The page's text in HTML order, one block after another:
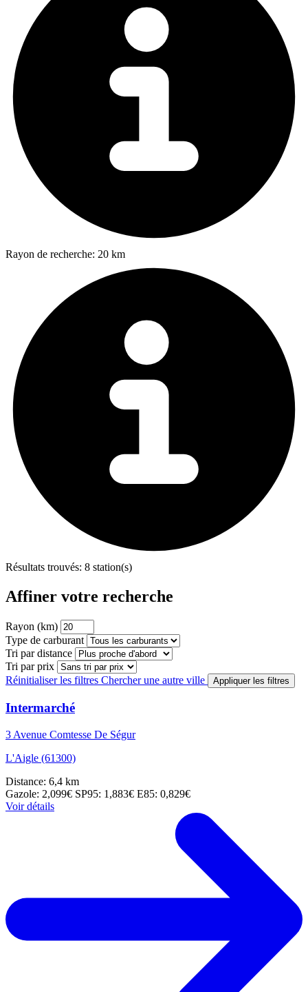
Rayon de recherche: 20 km
Résultats trouvés: 8 station(s)
Affiner votre recherche
Rayon (km)
Type de carburant
Tri par distance
Tri par prix
Réinitialiser les filtres Chercher une autre ville Appliquer les filtres
Intermarché
3 Avenue Comtesse De Ségur
L'Aigle (61300)
Distance: 6,4 km
Gazole: 2,099€ SP95: 1,883€ E85: 0,829€
Voir détails